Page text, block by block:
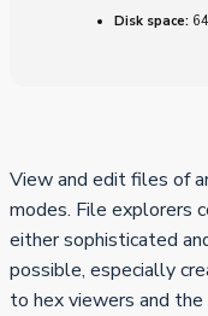
Disk space:
View and edit files of
modes. File explorers
either sophisticated
possible, especially
to hex viewers and